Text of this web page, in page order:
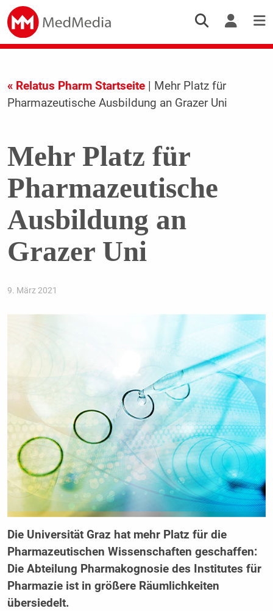
« Relatus Pharm Startseite| Mehr Platz für
Pharmazeutische Ausbildung an Grazer Uni
Mehr Platz für
Pharmazeutische
Ausbildung an
Grazer Uni
9. März 2021
Die Universität Graz hat mehr Platz für die
Pharmazeutischen Wissenschaften geschaffen:
Die Abteilung Pharmakognosie des Institutes für
Pharmazie ist in größere Räumlichkeiten
übersiedelt.